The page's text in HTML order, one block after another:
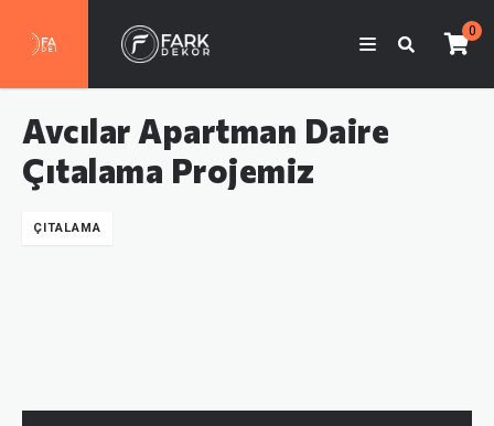
0
Avcılar Apartman Daire
Çıtalama Projemiz
ÇITALAMA